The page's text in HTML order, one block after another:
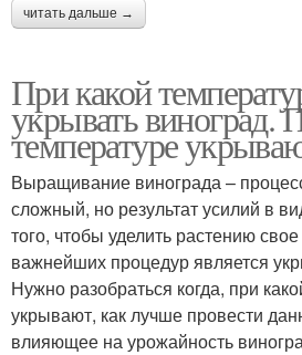
читать дальше →
При какой
укрывать виноград.
температуре
Выращивание винограда –
сложный, но результат усилий в
того, чтобы уделить растению
важнейших процедур является
Нужно разобраться когда, при
укрывают, как лучше провести
влияющее на урожайность